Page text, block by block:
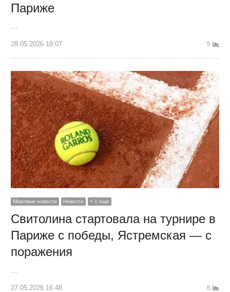
Париже
28.05.2026 18:07 5
Мировые новости Новости + 1 еще
Свитолина стартовала на турнире в
Париже с победы, Ястремская — с
поражения
27.05.2026 16:48 6